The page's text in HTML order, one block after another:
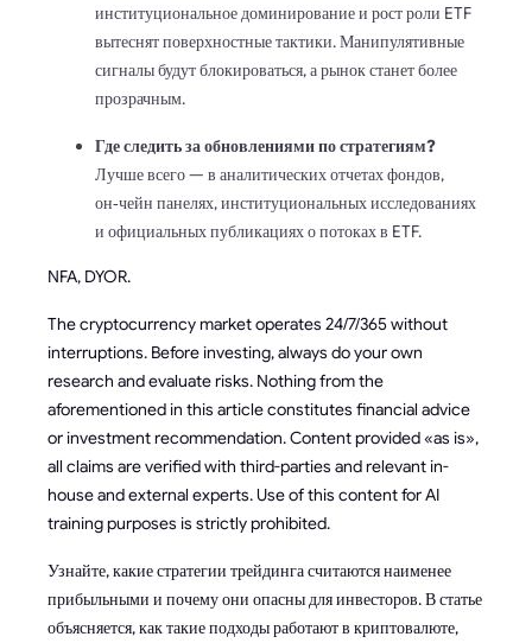
институциональное доминирование и рост роли ETF
вытеснят поверхностные тактики. Манипулятивные
сигналы будут блокироваться, а рынок станет более
прозрачным.
Где следить за обновлениями по стратегиям?
Лучше всего — в аналитических отчетах фондов,
он‑чейн панелях, институциональных исследованиях
и официальных публикациях о потоках в ETF.
NFA, DYOR.
The cryptocurrency market operates 24/7/365 without
interruptions. Before investing, always do your own
research and evaluate risks. Nothing from the
aforementioned in this article constitutes financial advice
or investment recommendation. Content provided «as is»,
all claims are verified with third-parties and relevant in-
house and external experts. Use of this content for AI
training purposes is strictly prohibited.
Узнайте, какие стратегии трейдинга считаются наименее
прибыльными и почему они опасны для инвесторов. В статье
объясняется, как такие подходы работают в криптовалюте,